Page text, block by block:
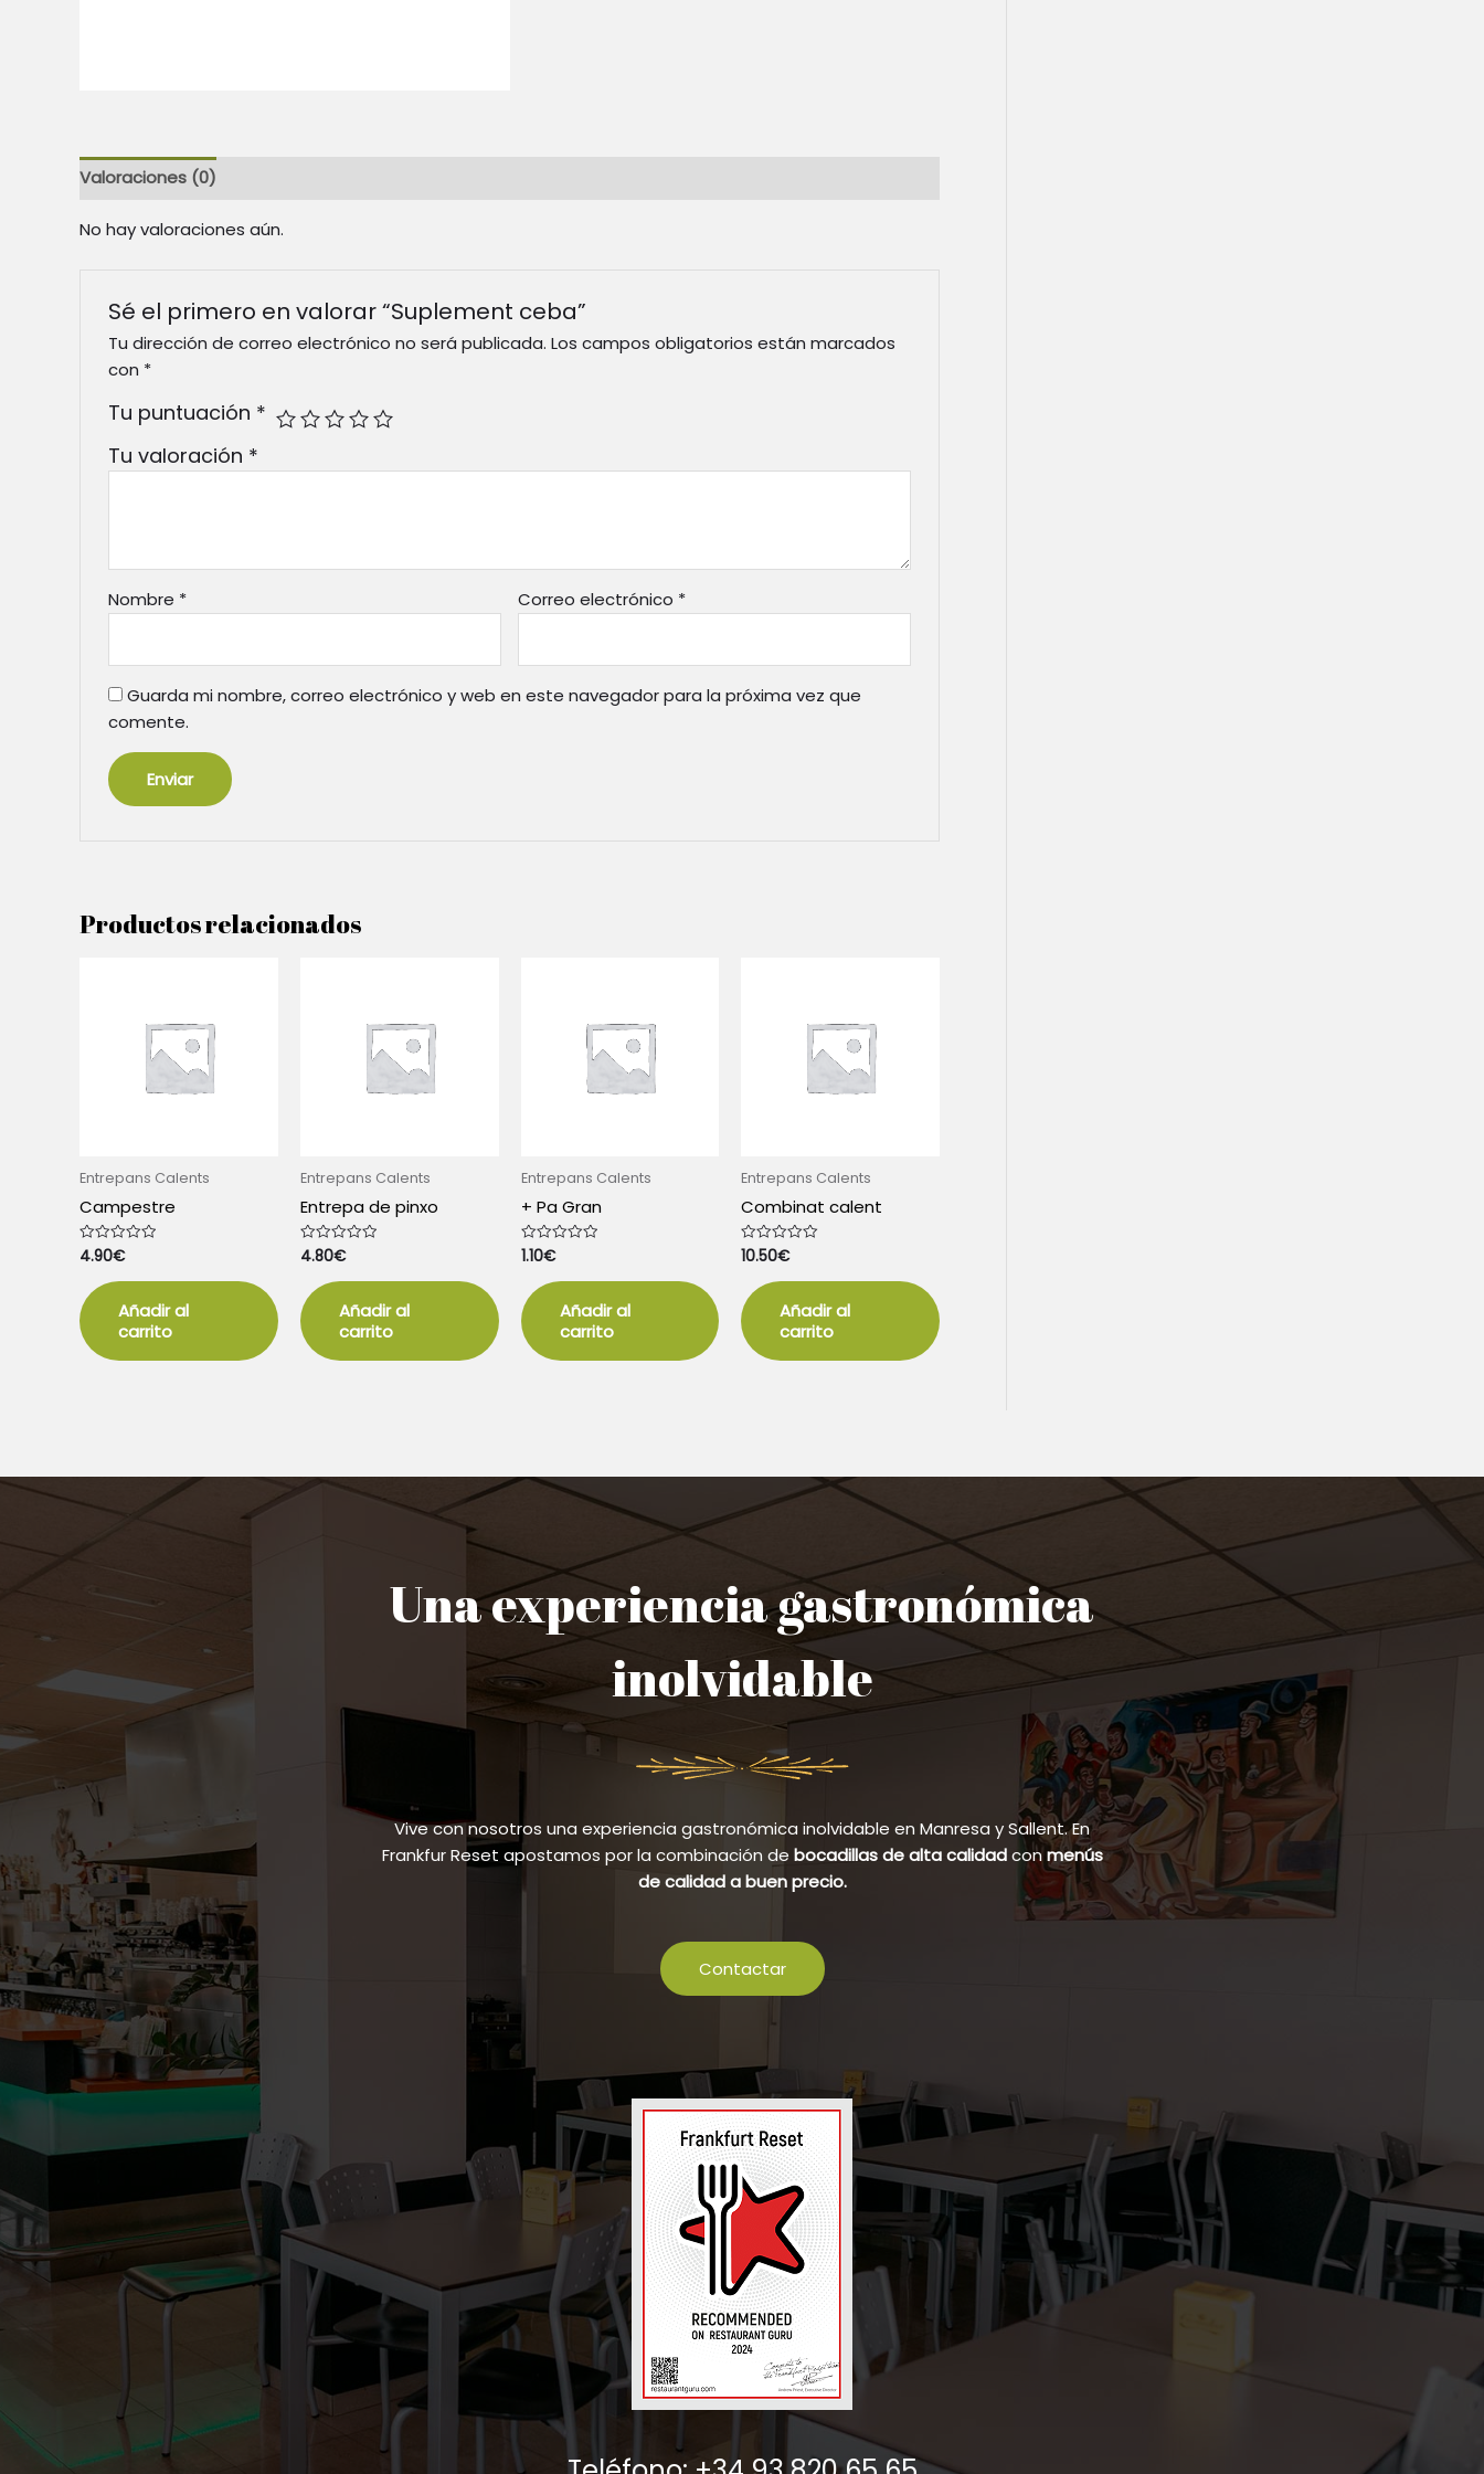
Valoraciones (0)
No hay valoraciones aún.
Sé el primero en valorar “Suplement ceba”
Tu dirección de correo electrónico no será publicada. Los campos obligatorios están marcados
con *
Tu puntuación *
Tu valoración *
Nombre * Correo electrónico *
Guarda mi nombre, correo electrónico y web en este navegador para la próxima vez que
comente.
Productos relacionados
Entrepans Calents
Campestre
Valorado
con
de
5
4.90€
Añadir al
carrito
Entrepans Calents
Entrepa de pinxo
Valorado
con
de
5
4.80€
Añadir al
carrito
Entrepans Calents
+ Pa Gran
Valorado
con
de
5
1.10€
Añadir al
carrito
Entrepans Calents
Combinat calent
Valorado
con
de
5
10.50€
Añadir al
carrito
Una experiencia gastronómica
inolvidable
Vive con nosotros una experiencia gastronómica inolvidable en Manresa y Sallent. En
Frankfur Reset apostamos por la combinación de bocadillas de alta calidadconmenús
de calidad a buen precio.
Contactar